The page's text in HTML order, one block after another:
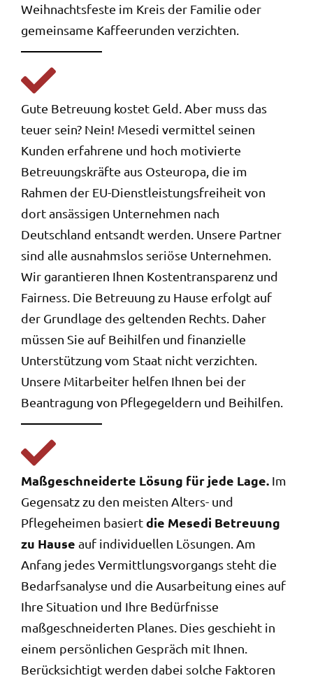
Weihnachtsfeste im Kreis der Familie oder
gemeinsame Kaffeerunden verzichten.
Gute Betreuung kostet Geld. Aber muss das
teuer sein? Nein! Mesedi vermittel seinen
Kunden erfahrene und hoch motivierte
Betreuungskräfte aus Osteuropa, die im
Rahmen der EU-Dienstleistungsfreiheit von
dort ansässigen Unternehmen nach
Deutschland entsandt werden. Unsere Partner
sind alle ausnahmslos seriöse Unternehmen.
Wir garantieren Ihnen Kostentransparenz und
Fairness. Die Betreuung zu Hause erfolgt auf
der Grundlage des geltenden Rechts. Daher
müssen Sie auf Beihilfen und finanzielle
Unterstützung vom Staat nicht verzichten.
Unsere Mitarbeiter helfen Ihnen bei der
Beantragung von Pflegegeldern und Beihilfen.
Maßgeschneiderte Lösung für jede Lage. Im
Gegensatz zu den meisten Alters- und
Pflegeheimen basiertdie Mesedi Betreuung
zu Hause auf individuellen Lösungen. Am
Anfang jedes Vermittlungsvorgangs steht die
Bedarfsanalyse und die Ausarbeitung eines auf
Ihre Situation und Ihre Bedürfnisse
maßgeschneiderten Planes. Dies geschieht in
einem persönlichen Gespräch mit Ihnen.
Berücksichtigt werden dabei solche Faktoren